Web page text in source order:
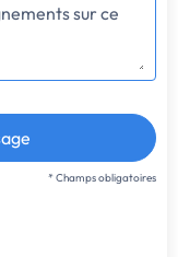
* Champs obligatoires